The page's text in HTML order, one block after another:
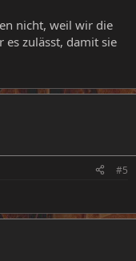
nicht, weil wir die
es zulässt, damit sie
#5